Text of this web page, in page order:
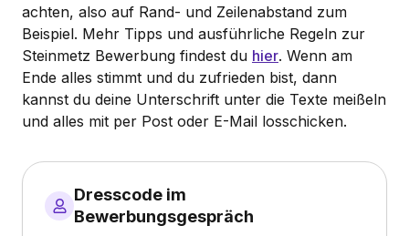
achten, also auf Rand- und Zeilenabstand zum
Beispiel. Mehr Tipps und ausführliche Regeln zur
Steinmetz Bewerbung findest du hier. Wenn am
Ende alles stimmt und du zufrieden bist, dann
kannst du deine Unterschrift unter die Texte meißeln
und alles mit per Post oder E-Mail losschicken.
Dresscode im
Bewerbungsgespräch